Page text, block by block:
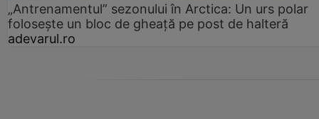
„Antrenamentul” sezonului în Arctica: Un urs polar
folosește un bloc de gheață pe post de halteră
adevarul.ro